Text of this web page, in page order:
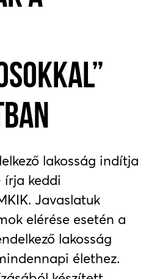
lakosság indítja
írja keddi
Javaslatuk
elérése esetén a
lakosság
élethez.